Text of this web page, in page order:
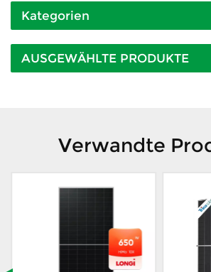
Kategorien
AUSGEWÄHLTE PRODUKTE
Verwandte